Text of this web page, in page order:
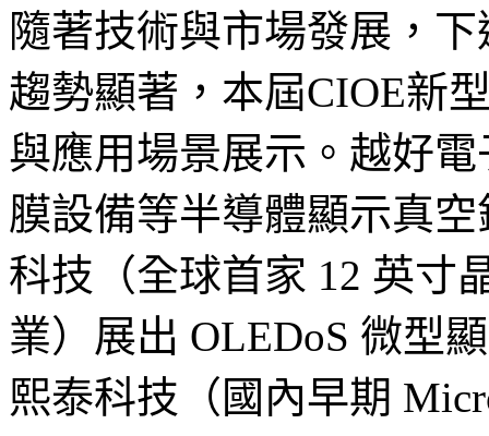
隨著技術與市場發展，
趨勢顯著，本屆CIOE新
與應用場景展示。越好
膜設備等半導體顯示真
科技（全球首家 12 英寸
業）展出 OLEDoS 微型
熙泰科技（國內早期